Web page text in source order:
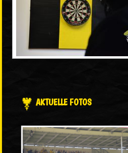
AKTUELLE FOTOS